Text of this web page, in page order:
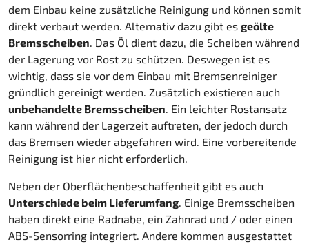
dem Einbau keine zusätzliche Reinigung und können somit
direkt verbaut werden. Alternativ dazu gibt es geölte
Bremsscheiben . Das Öl dient dazu, die Scheiben während
der Lagerung vor Rost zu schützen. Deswegen ist es
wichtig, dass sie vor dem Einbau mit Bremsenreiniger
gründlich gereinigt werden. Zusätzlich existieren auch
unbehandelte Bremsscheiben . Ein leichter Rostansatz
kann während der Lagerzeit auftreten, der jedoch durch
das Bremsen wieder abgefahren wird. Eine vorbereitende
Reinigung ist hier nicht erforderlich.
Neben der Oberflächenbeschaffenheit gibt es auch
Unterschiede beim Lieferumfang . Einige Bremsscheiben
haben direkt eine Radnabe, ein Zahnrad und / oder einen
ABS-Sensorring integriert. Andere kommen ausgestattet